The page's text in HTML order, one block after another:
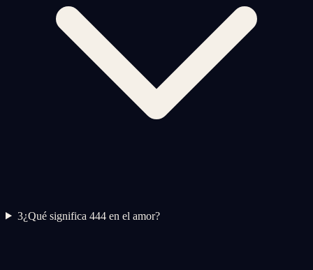
3¿Qué significa 444 en el amor?